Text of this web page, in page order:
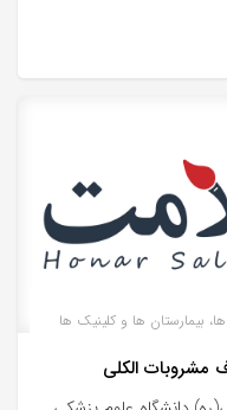
بیمارستان ها و کلینیک ها
الکلی